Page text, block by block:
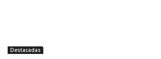
Destacadas